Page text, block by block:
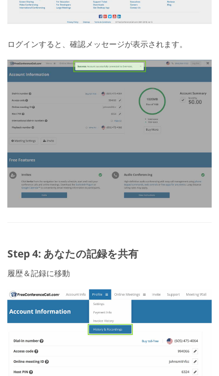
ログインすると、確認メッセージが表示されます。
Step 4: あなたの記録を共有
履歴＆記録に移動